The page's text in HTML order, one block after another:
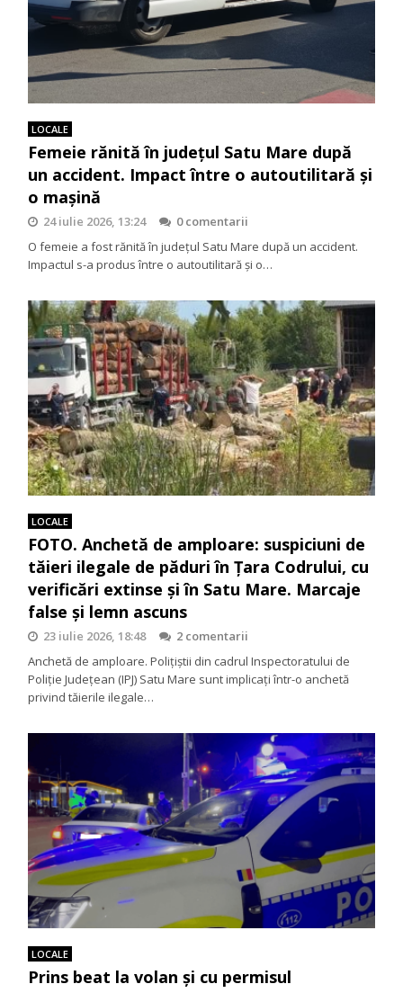
LOCALE
Femeie rănită în județul Satu Mare după
un accident. Impact între o autoutilitară și
o mașină
24 iulie 2026, 13:24
0 comentarii
O femeie a fost rănită în județul Satu Mare după un accident.
Impactul s-a produs între o autoutilitară și o…
LOCALE
FOTO. Anchetă de amploare: suspiciuni de
tăieri ilegale de păduri în Țara Codrului, cu
verificări extinse și în Satu Mare. Marcaje
false și lemn ascuns
23 iulie 2026, 18:48
2 comentarii
Anchetă de amploare. Polițiștii din cadrul Inspectoratului de
Poliție Județean (IPJ) Satu Mare sunt implicați într-o anchetă
privind tăierile ilegale…
LOCALE
Prins beat la volan și cu permisul